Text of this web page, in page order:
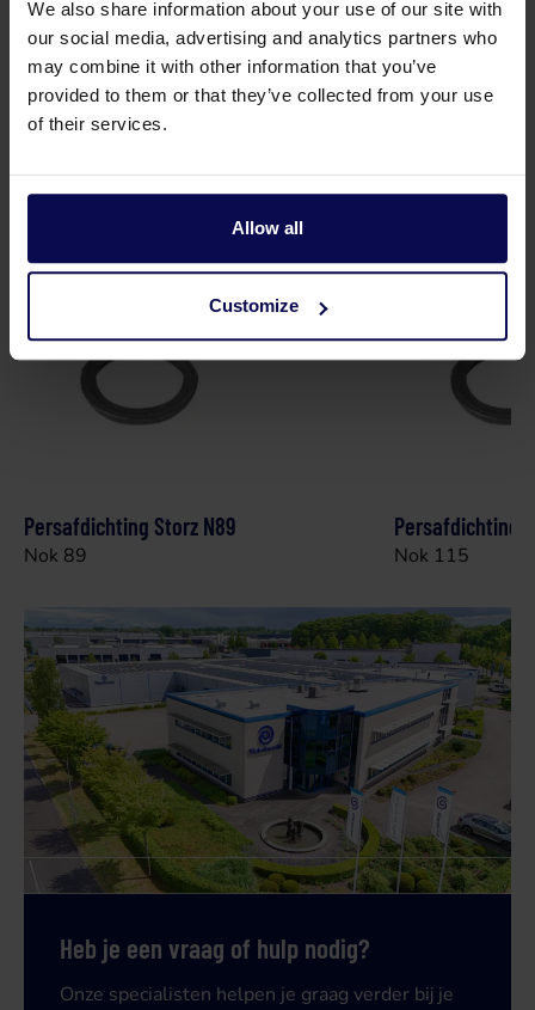
We also share information about your use of our site with
our social media, advertising and analytics partners who
may combine it with other information that you’ve
provided to them or that they’ve collected from your use
of their services.
Allow all
Customize
Zuigafdichting Storz N89
Nok 89
Zuigafdichting
Nok 115
Persafdichting Storz N89
Nok 89
Persafdichting
Nok 115
Heb je een vraag of hulp nodig?
Onze specialisten helpen je graag verder bij je